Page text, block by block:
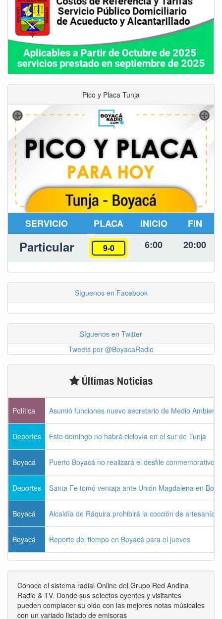
Pico y Placa Tunja
SERVICIO PLACA INICIO FIN
Particular 9-0 6:00 20:00
Síguenos en Facebook
Síguenos en Twitter
Tweets por @BoyacaRadio
Últimas Noticias
Política Asumió funciones nuevo secretario de Medio
Deportes Este domingo no habrá ciclovía en el sur de Tunja
Boyacá Puerto Boyacá no realizará el desfile conmemorativo
Deportes Santa Fe tomó ventaja ante Unión Magdalena en
Boyacá Alcaldía de Ráquira prohibirá la cocción de
Boyacá Reporte del tiempo en Boyacá para el jueves
Conoce el sistema radial Online del Grupo Red Andina
Radio & TV. Donde sus selectos oyentes y visitantes
pueden complacer su oido con las mejores notas músicales
con un variado listado de emisoras